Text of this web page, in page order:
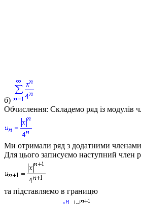
б)
Обчислення: Складемо ряд із модулів
Ми отримали ряд з додатними
Для цього записуємо наступний член
та підставляємо в границю